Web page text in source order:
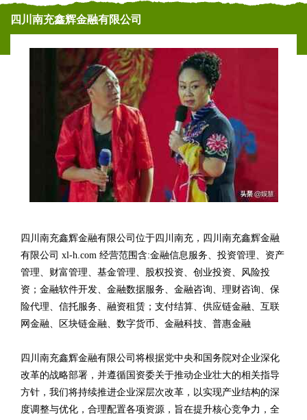
四川南充鑫辉金融有限公司
四川南充鑫辉金融有限公司位于四川南充，四川南充鑫辉金融
有限公司 xl-h.com 经营范围含:金融信息服务、投资管理、资产
管理、财富管理、基金管理、股权投资、创业投资、风险投
资；金融软件开发、金融数据服务、金融咨询、理财咨询、保
险代理、信托服务、融资租赁；支付结算、供应链金融、互联
网金融、区块链金融、数字货币、金融科技、普惠金融
四川南充鑫辉金融有限公司将根据党中央和国务院对企业深化
改革的战略部署，并遵循国资委关于推动企业壮大的相关指导
方针，我们将持续推进企业深层次改革，以实现产业结构的深
度调整与优化，合理配置各项资源，旨在提升核心竞争力，全